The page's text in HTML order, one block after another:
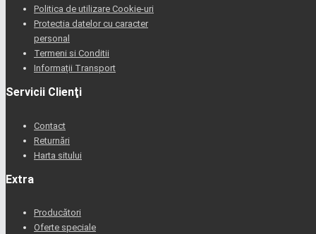
Politica de utilizare Cookie-uri
Protectia datelor cu caracter
personal
Termeni si Conditii
Informații Transport
Servicii Clienţi
Contact
Returnări
Harta sitului
Extra
Producători
Oferte speciale